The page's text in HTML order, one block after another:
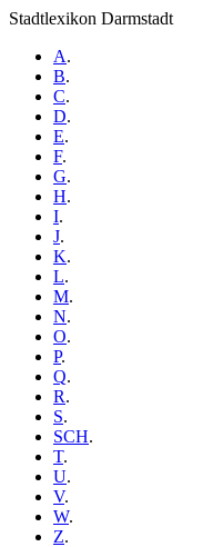
Stadtlexikon Darmstadt
A.
B.
C.
D.
E.
F.
G.
H.
I.
J.
K.
L.
M.
N.
O.
P.
Q.
R.
S.
SCH.
T.
U.
V.
W.
Z.